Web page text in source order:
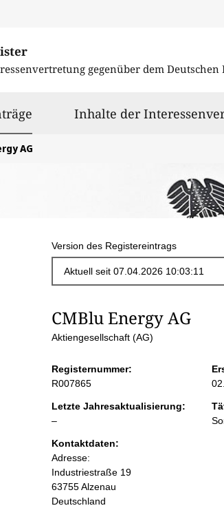
gegenüber dem Deutschen
ausgewähltInhalte der
AG
Version des Registereintrags
S
i
t
e
n
CMBlu Energy AG
Aktiengesellschaft (AG)
Registernummer:
R007865
Letzte Jahresaktualisierung:
–l
e
r
Kontaktdaten:
Adresse:
Industriestraße 19
63755Alzenau
Deutschland